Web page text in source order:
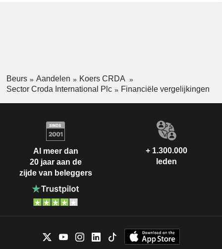
Beurs Aandelen
Koers CRDA
Sector Croda International Plc
Financiële vergelijkingen
Al meer dan
20 jaar aan de
zijde van beleggers
+ 1.300.000
leden